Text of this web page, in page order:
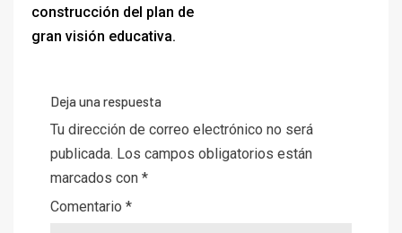
construcción del plan de
gran visión educativa.
Deja una respuesta
Tu dirección de correo electrónico no será
publicada. Los campos obligatorios están
marcados con *
Comentario *